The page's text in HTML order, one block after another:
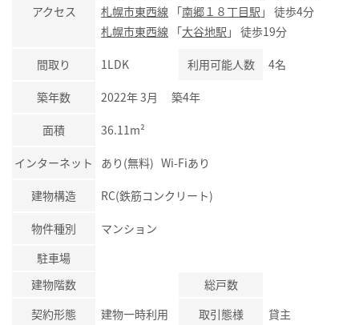
アクセス
札幌市東西線 「南郷１８丁目駅 」 徒歩4分
札幌市東西線 「大谷地駅 」 徒歩19分
間取り 1LDK 利用可能人数 4名
築年数 2022年 3月 築4年
面積 36.11m²
インターネット あり(無料) Wi-Fiあり
建物構造 RC(鉄筋コンクリート)
物件種別
マンション
駐車場
建物階数
総戸数
契約形態
建物一時利用 取引態様 貸主